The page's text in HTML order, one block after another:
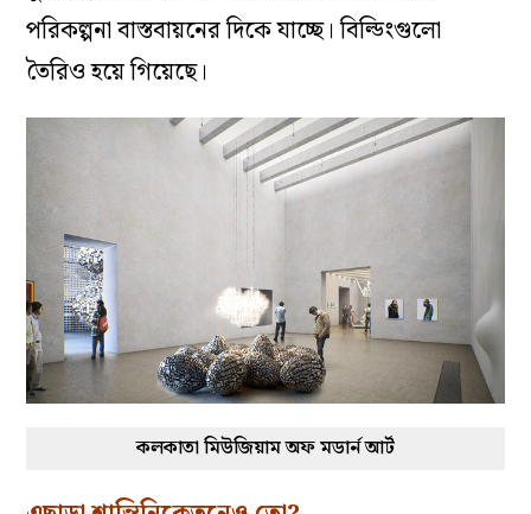
পরিকল্পনা বাস্তবায়নের দিকে যাচ্ছে। বিল্ডিংগুলো
তৈরিও হয়ে গিয়েছে।
কলকাতা মিউজিয়াম অফ মডার্ন আর্ট